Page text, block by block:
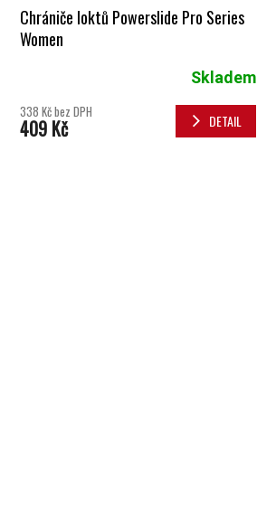
Chrániče loktů Powerslide Pro Series
Women
Skladem
338 Kč bez DPH
409 Kč DETAIL